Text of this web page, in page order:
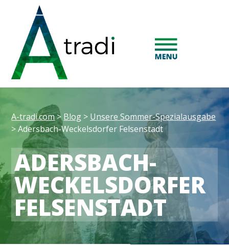
A-tradi.com> Blog > Unsere Sommer-Spezialausgabe
> Adersbach-Weckelsdorfer Felsenstadt
ADERSBACH-
WECKELSDORFER
FELSENSTADT